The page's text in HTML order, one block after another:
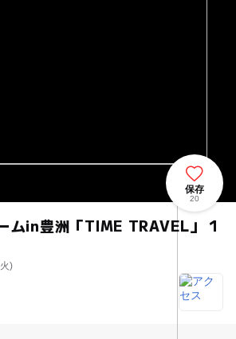
ムin豊洲「TIME TRAVEL」 1
)
保存
20